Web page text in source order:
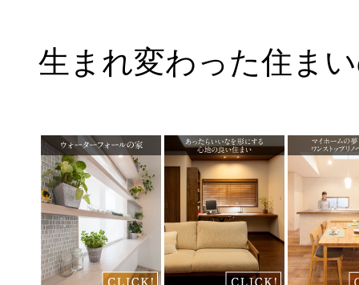
生まれ変わった住ま